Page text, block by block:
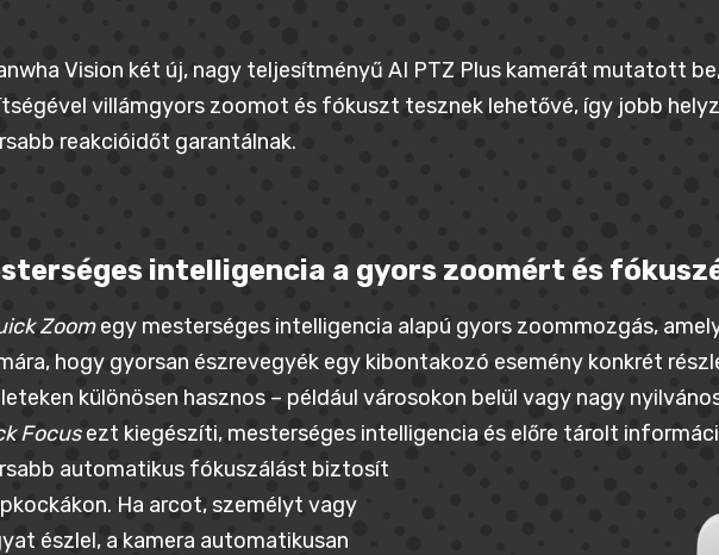
Vision két új, nagy teljesítményű AI PTZ Plus kamerát mutatott
villámgyors zoomot és fókuszt tesznek lehetővé, így jobb
reakcióidőt garantálnak.
intelligencia a gyors zoomért és
Zoomegy mesterséges intelligencia alapú gyors zoommozgás,
hogy gyorsan észrevegyék egy kibontakozó esemény konkrét
különösen hasznos – például városokon belül vagy nagy
Focusezt kiegészíti, mesterséges intelligencia és előre tárolt
automatikus fókuszálást biztosít
Ha arcot, személyt vagy
észlel, a kamera automatikusan